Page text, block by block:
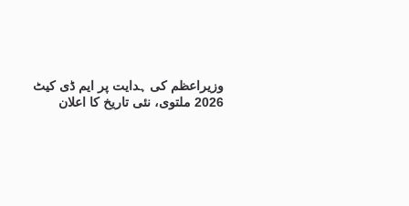
وزیراعظم کی ہدایت پر ایم ڈی کیٹ
2026 ملتوی، نئی تاریخ کا اعلان